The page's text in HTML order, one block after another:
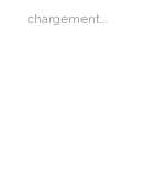
chargement…